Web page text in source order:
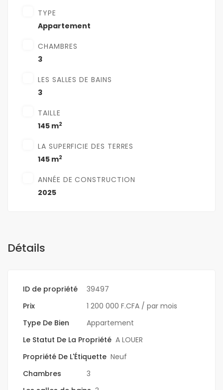
TYPE
Appartement
CHAMBRES
3
LES SALLES DE BAINS
3
TAILLE
145 m2
LA SUPERFICIE DES TERRES
145 m2
ANNÉE DE CONSTRUCTION
2025
Détails
ID de propriété
39497
Prix
1 200 000 F.CFA / par mois
Type De Bien
Appartement
Le Statut De La Propriété A LOUER
Propriété De L'Étiquette Neuf
Chambres
3